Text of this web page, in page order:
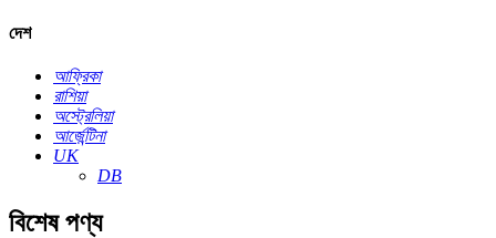
দেশ
আফ্রিকা
রাশিয়া
অস্ট্রেলিয়া
আর্জেন্টিনা
UK
DB
বিশেষ পণ্য